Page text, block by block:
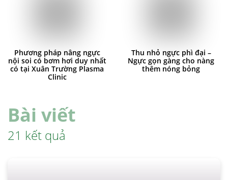
Phương pháp nâng ngực
nội soi có bơm hơi duy nhất
có tại Xuân Trường Plasma
Clinic
Thu nhỏ ngực phì đại –
Ngực gọn gàng cho nàng
thêm nóng bỏng
Bài viết
21 kết quả